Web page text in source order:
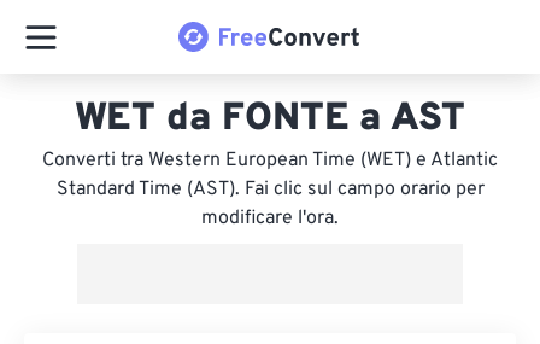
WET da FONTE a AST
Converti tra Western European Time (WET) e Atlantic
Standard Time (AST). Fai clic sul campo orario per
modificare l'ora.